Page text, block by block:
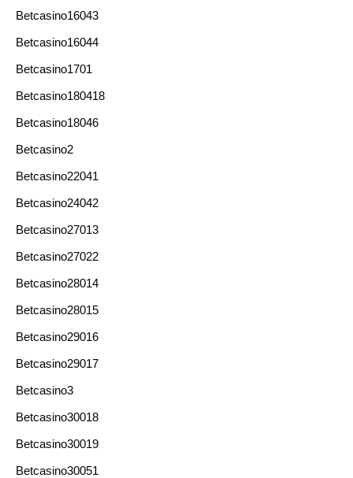
Betcasino16043
Betcasino16044
Betcasino1701
Betcasino180418
Betcasino18046
Betcasino2
Betcasino22041
Betcasino24042
Betcasino27013
Betcasino27022
Betcasino28014
Betcasino28015
Betcasino29016
Betcasino29017
Betcasino3
Betcasino30018
Betcasino30019
Betcasino30051